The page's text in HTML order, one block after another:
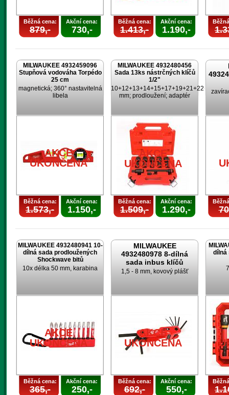
Běžná cena:
879,-
Akční cena:
730,-
Běžná cena:
1.413,-
Akční cena:
1.190,-
MILWAUKEE 4932459096
Stupňová vodováha Torpédo
25 cm
magnetická; 360° nastavitelná
libela
AKCE
UKONČENA
Běžná cena:
1.573,-
Akční cena:
1.150,-
MILWAUKEE 4932480456
Sada 13ks nástrčných klíčů
1/2"
10+12+13+14+15+17+19+21+22+24
mm; prodloužení; adaptér
AKCE
UKONČENA
Běžná cena:
1.509,-
Akční cena:
1.290,-
MILWAUKEE 4932480941 10-
dílná sada prodloužených
Shockwave bitů
10x délka 50 mm, karabina
AKCE
UKONČENA
Běžná cena:
365,-
Akční cena:
250,-
MILWAUKEE
4932480978 8-dílná
sada inbus klíčů
1,5 - 8 mm, kovový plášť
AKCE
UKONČENA
Běžná cena:
692,-
Akční cena:
550,-
dílná